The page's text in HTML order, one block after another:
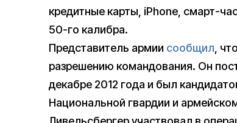
кредитные карты, iPhone, смарт-
50-го калибра.
Представитель армии сообщил ,
разрешению командования. Он
декабре 2012 года и был
Национальной гвардии и